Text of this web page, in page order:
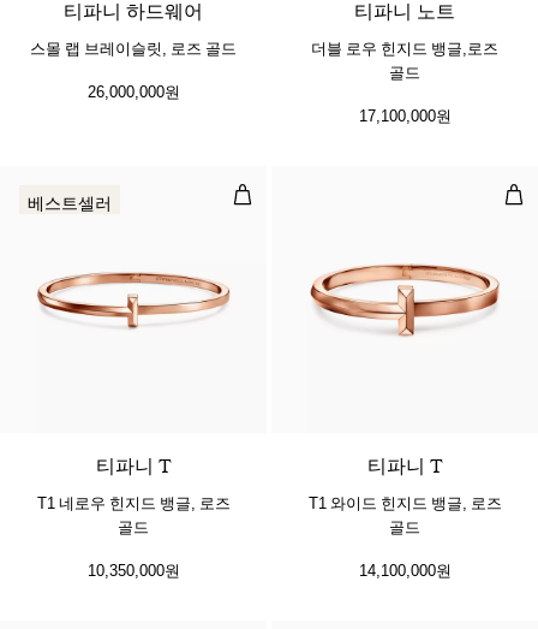
티파니 하드웨어
스몰 랩 브레이슬릿, 로즈 골드
26,000,000원
티파니 노트
더블 로우 힌지드 뱅글,로즈
골드
17,100,000원
T1 네로우 힌지드 뱅글, 로즈 골드
베스트셀러
티파니 T
T1 네로우 힌지드 뱅글, 로즈
골드
10,350,000원
T1
티파니 T
T1 와이드 힌지드 뱅글, 로즈
골드
14,100,000원